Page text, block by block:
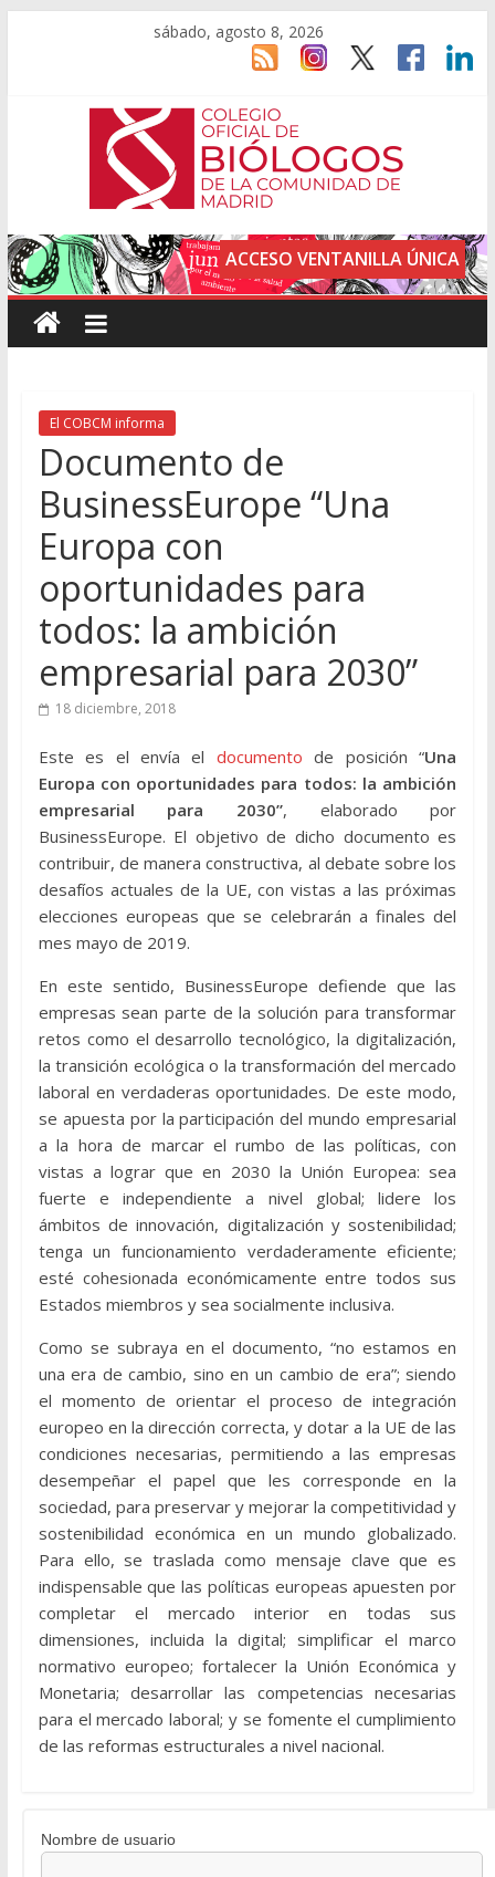
sábado, agosto 8, 2026
ACCESO VENTANILLA ÚNICA
El COBCM informa
Documento de
BusinessEurope “Una
Europa con
oportunidades para
todos: la ambición
empresarial para 2030”
18 diciembre, 2018
Este es el envía el documento de posición “Una
Europa con oportunidades para todos: la ambición
empresarial para 2030”, elaborado por
BusinessEurope. El objetivo de dicho documento es
contribuir, de manera constructiva, al debate sobre los
desafíos actuales de la UE, con vistas a las próximas
elecciones europeas que se celebrarán a finales del
mes mayo de 2019.
En este sentido, BusinessEurope defiende que las
empresas sean parte de la solución para transformar
retos como el desarrollo tecnológico, la digitalización,
la transición ecológica o la transformación del mercado
laboral en verdaderas oportunidades. De este modo,
se apuesta por la participación del mundo empresarial
a la hora de marcar el rumbo de las políticas, con
vistas a lograr que en 2030 la Unión Europea: sea
fuerte e independiente a nivel global; lidere los
ámbitos de innovación, digitalización y sostenibilidad;
tenga un funcionamiento verdaderamente eficiente;
esté cohesionada económicamente entre todos sus
Estados miembros y sea socialmente inclusiva.
Como se subraya en el documento, “no estamos en
una era de cambio, sino en un cambio de era”; siendo
el momento de orientar el proceso de integración
europeo en la dirección correcta, y dotar a la UE de las
condiciones necesarias, permitiendo a las empresas
desempeñar el papel que les corresponde en la
sociedad, para preservar y mejorar la competitividad y
sostenibilidad económica en un mundo globalizado.
Para ello, se traslada como mensaje clave que es
indispensable que las políticas europeas apuesten por
completar el mercado interior en todas sus
dimensiones, incluida la digital; simplificar el marco
normativo europeo; fortalecer la Unión Económica y
Monetaria; desarrollar las competencias necesarias
para el mercado laboral; y se fomente el cumplimiento
de las reformas estructurales a nivel nacional.
Nombre de usuario